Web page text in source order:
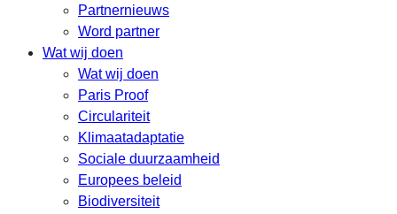
Partnernieuws
Word partner
Wat wij doen
Wat wij doen
Paris Proof
Circulariteit
Klimaatadaptatie
Sociale duurzaamheid
Europees beleid
Biodiversiteit